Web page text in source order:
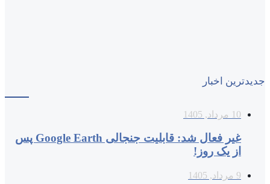
جدیدترین اخبار
10 مرداد, 1405
غیر فعال شد: قابلیت جنجالی Google Earth پس
از یک روز!
9 مرداد, 1405